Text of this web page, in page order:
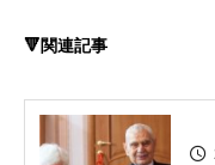
🔻関連記事